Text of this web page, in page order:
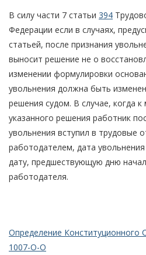
В силу части 7 статьи 394
Федерации если в случаях,
статьей, после признания
выносит решение не о
изменении формулировки
увольнения должна быть
решения судом. В случае, когда
указанного решения работник
увольнения вступил в трудовые
работодателем, дата
дату, предшествующую дню
работодателя.
Определение Конституционного
1007-О-О